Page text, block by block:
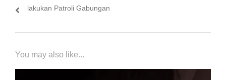
lakukan Patroli Gabungan
You may also like...